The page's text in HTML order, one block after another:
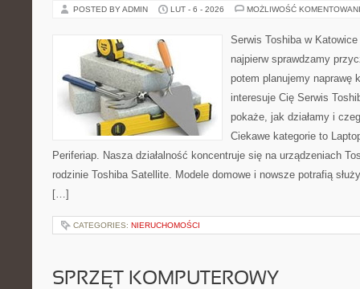
POSTED BY ADMIN LUT - 6 - 2026 MOŻLIWOŚĆ
Serwis Toshiba w
najpierw sprawdzamy
potem planujemy naprawę
interesuje Cię Serwis
pokaże, jak działamy i
Ciekawe kategorie to
Periferiap. Nasza działalność koncentruje się na urządzeniach
rodzinie Toshiba Satellite. Modele domowe i nowsze potrafią
[…]
CATEGORIES: NIERUCHOMOŚCI
SPRZĘT KOMPUTEROWY